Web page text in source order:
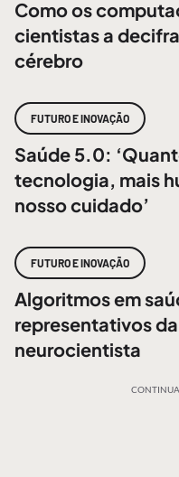
Como os
cientistas a
cérebro
FUTURO E INOVAÇÃO
Saúde 5.0:
tecnologia, mais
nosso cuidado’
FUTURO E INOVAÇÃO
Algoritmos em
representativos
neurocientista